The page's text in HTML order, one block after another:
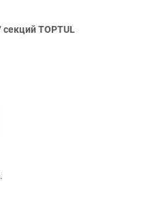
от
TOPTUL